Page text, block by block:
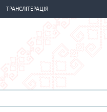
ТРАНСЛІТЕРАЦІЯ